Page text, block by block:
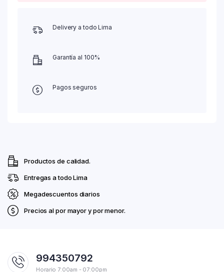
Delivery a todo Lima
Garantía al 100%
Pagos seguros
Productos de calidad.
Entregas a todo Lima
Megadescuentos diarios
Precios al por mayor y por menor.
994350792
Horario 7:00am - 07:00pm